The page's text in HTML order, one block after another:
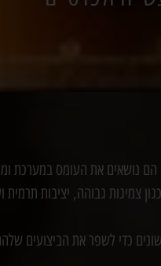
הם נושאים את העומס במערכת
צמיגות גבוהה, יציבות תרמית
כדי לשפר את הביצועים